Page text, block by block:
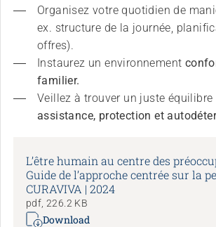
Organisez votre quotidien de
ex. structure de la journée,
offres).
Instaurez un environnement
familier.
assistance, protection et
L’être humain au centre des
Guide de l’approche centrée sur la
CURAVIVA | 2024
pdf, 226.2 KB
Download